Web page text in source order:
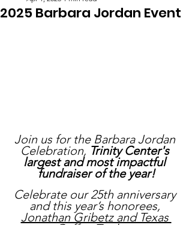
2025 Barbara Jordan Event
Join us for the Barbara Jordan
Celebration, Trinity Center's
largest and most impactful
fundraiser of the year!
Celebrate our 25th anniversary
and this year’s honorees,
Jonathan Gribetz and Texas